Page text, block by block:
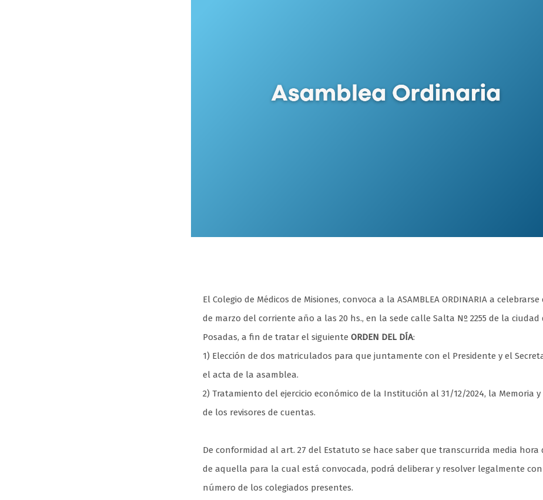
El Colegio de Médicos de Misiones, convoca a la ASAMBLEA ORDINARIA a celebrarse
de marzo del corriente año a las 20 hs., en la sede calle Salta Nº 2255 de la ciudad
Posadas, a fin de tratar el siguiente ORDEN DEL DÍA:
1) Elección de dos matriculados para que juntamente con el Presidente y el
el acta de la asamblea.
2) Tratamiento del ejercicio económico de la Institución al 31/12/2024, la Memoria
de los revisores de cuentas.
De conformidad al art. 27 del Estatuto se hace saber que transcurrida media hora
de aquella para la cual está convocada, podrá deliberar y resolver legalmente
número de los colegiados presentes.